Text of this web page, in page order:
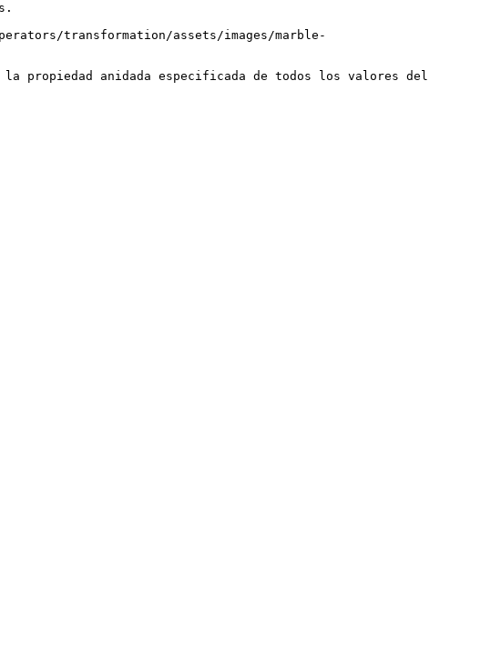
transformation/assets/images/marble-
propiedad anidada especificada de todos los valores del